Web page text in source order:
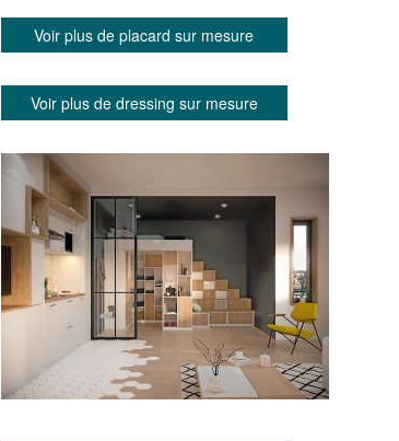
Voir plus de placard sur mesure
Voir plus de dressing sur mesure